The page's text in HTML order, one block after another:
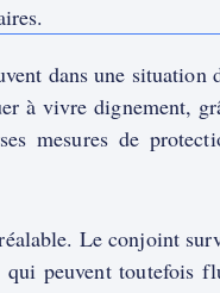
dans une situation
à vivre dignement,
mesures de
Le conjoint
peuvent toutefois